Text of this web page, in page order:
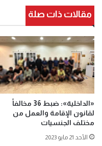
مقالات ذات صلة
«الداخلية»: ضبط 36 مخالفاً
لقانون الإقامة والعمل من
مختلف الجنسيات
الأحد 21 مايو 2023